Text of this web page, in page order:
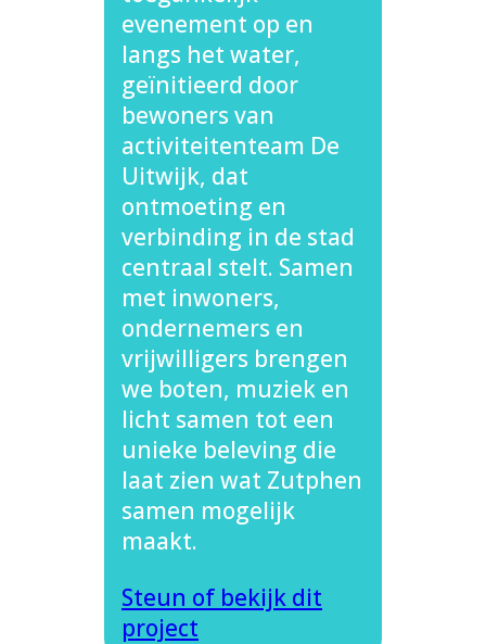
evenement op en
langs het water,
geïnitieerd door
bewoners van
activiteitenteam De
Uitwijk, dat
ontmoeting en
verbinding in de stad
centraal stelt. Samen
met inwoners,
ondernemers en
vrijwilligers brengen
we boten, muziek en
licht samen tot een
unieke beleving die
laat zien wat Zutphen
samen mogelijk
maakt.
Steun of bekijk dit
project